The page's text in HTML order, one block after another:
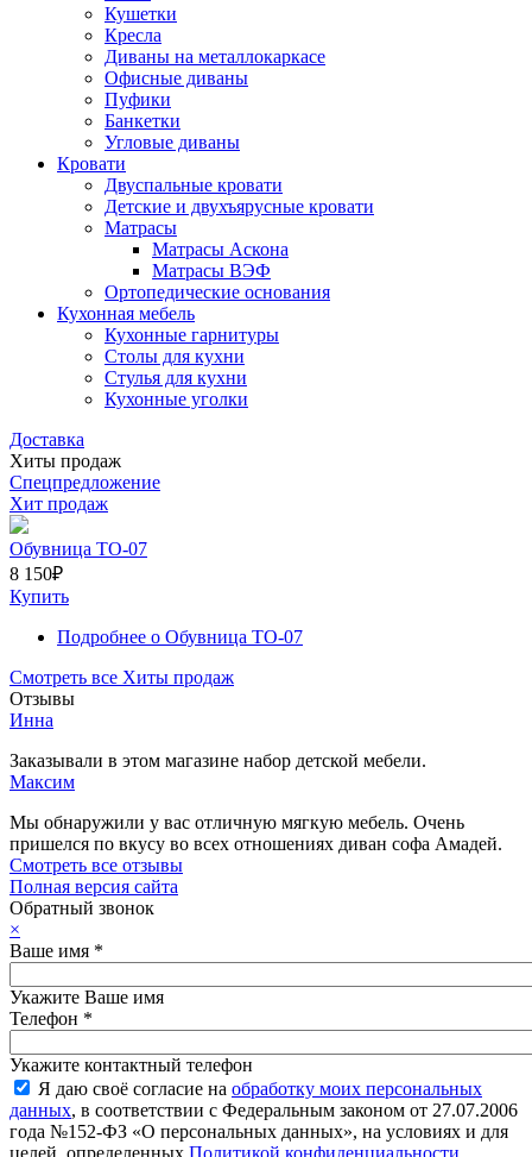
Кушетки
Кресла
Диваны на металлокаркасе
Офисные диваны
Пуфики
Банкетки
Угловые диваны
Кровати
Двуспальные кровати
Детские и двухъярусные кровати
Матрасы
Матрасы Аскона
Матрасы ВЭФ
Ортопедические основания
Кухонная мебель
Кухонные гарнитуры
Столы для кухни
Стулья для кухни
Кухонные уголки
Доставка
Хиты продаж
Спецпредложение
Хит продаж
Обувница ТО-07
8 150₽
Купить
Подробнее о Обувница ТО-07
Смотреть все Хиты продаж
Отзывы
Инна
Заказывали в этом магазине набор детской мебели.
Максим
Мы обнаружили у вас отличную мягкую мебель. Очень
пришелся по вкусу во всех отношениях диван софа Амадей.
Смотреть все отзывы
Полная версия сайта
Обратный звонок
×
Ваше имя *
Укажите Ваше имя
Телефон *
Укажите контактный телефон
Я даю своё согласие на обработку моих персональных
данных, в соответствии с Федеральным законом от 27.07.2006
года №152-ФЗ «О персональных данных», на условиях и для
целей, определенных Политикой конфиденциальности